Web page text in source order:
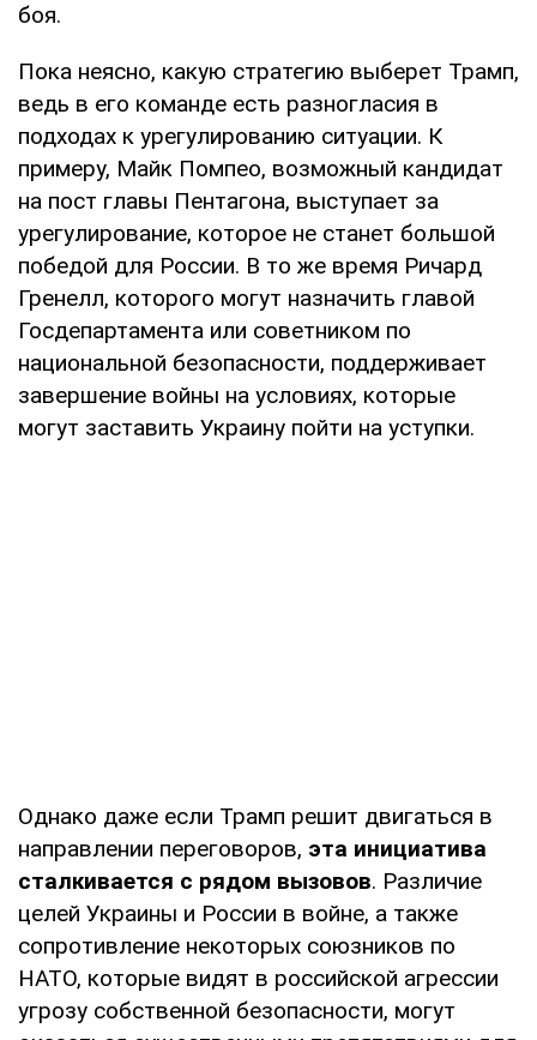
боя.
Пока неясно, какую стратегию выберет Трамп,
ведь в его команде есть разногласия в
подходах к урегулированию ситуации. К
примеру, Майк Помпео, возможный кандидат
на пост главы Пентагона, выступает за
урегулирование, которое не станет большой
победой для России. В то же время Ричард
Гренелл, которого могут назначить главой
Госдепартамента или советником по
национальной безопасности, поддерживает
завершение войны на условиях, которые
могут заставить Украину пойти на уступки.
Однако даже если Трамп решит двигаться в
направлении переговоров, эта инициатива
сталкивается с рядом вызовов. Различие
целей Украины и России в войне, а также
сопротивление некоторых союзников по
НАТО, которые видят в российской агрессии
угрозу собственной безопасности, могут